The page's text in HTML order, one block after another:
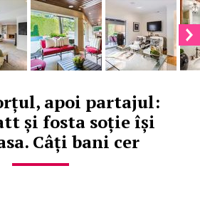
apoi partajul:
și fosta soție își
Câți bani cer